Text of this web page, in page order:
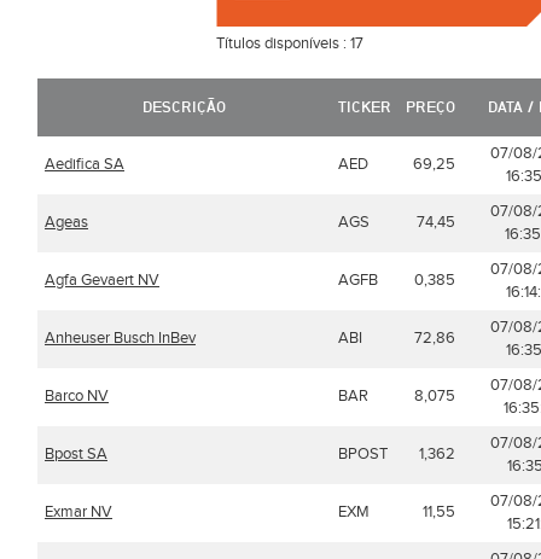
Títulos disponíveis :17
DESCRIÇÃO TICKER PREÇO DATA /
Aedifica SA AED 69,25
07/
Ageas AGS 74,45
07/
Agfa Gevaert NV AGFB 0,385
07/
Anheuser Busch InBev ABI 72,86
07/
Barco NV BAR 8,075
07/
Bpost SA BPOST 1,362
07/
Exmar NV EXM 11,55
07/